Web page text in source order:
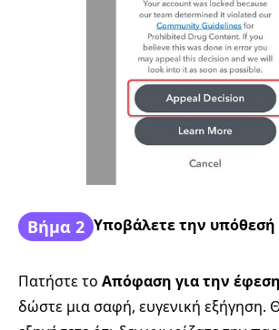
Βήμα 2 Υποβάλετε την υπόθεσή
Πατήστε το Απόφαση για την έφεση
δώστε μια σαφή, ευγενική εξήγηση.